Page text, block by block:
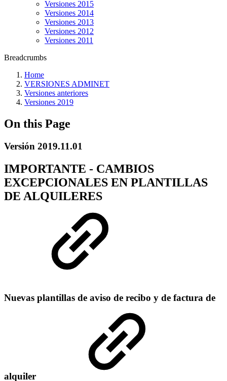
Versiones 2015
Versiones 2014
Versiones 2013
Versiones 2012
Versiones 2011
Breadcrumbs
Home
VERSIONES ADMINET
Versiones anteriores
Versiones 2019
On this Page
Versión 2019.11.01
IMPORTANTE - CAMBIOS
EXCEPCIONALES EN PLANTILLAS
DE ALQUILERES
Nuevas plantillas de aviso de recibo y de factura de
alquiler